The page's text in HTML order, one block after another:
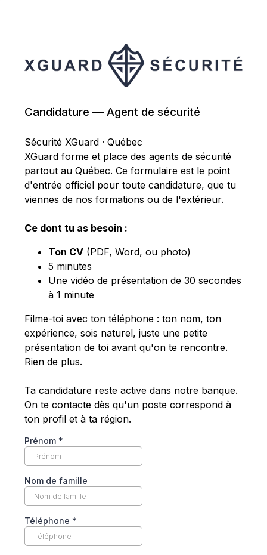
Candidature — Agent de sécurité
Sécurité XGuard · Québec
XGuard forme et place des agents de sécurité
partout au Québec. Ce formulaire est le point
d'entrée officiel pour toute candidature, que tu
viennes de nos formations ou de l'extérieur.
Ce dont tu as besoin :
Ton CV (PDF, Word, ou photo)
5 minutes
Une vidéo de présentation de 30 secondes
à 1 minute
Filme-toi avec ton téléphone : ton nom, ton
expérience, sois naturel, juste une petite
présentation de toi avant qu'on te rencontre.
Rien de plus.
Ta candidature reste active dans notre banque.
On te contacte dès qu'un poste correspond à
ton profil et à ta région.
Prénom *
Nom de famille
Téléphone *